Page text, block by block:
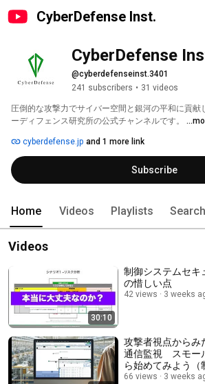
CyberDefense Inst.
CyberDefense
@cyberdefenseinst.3401
241 subscribers • 31 videos
圧倒的な攻撃力でサイバー空間と銀河の平和に貢献
ーディフェンス研究所の公式チャンネルです。
cyberdefense.jp and 1 more link
Subscribe
Home Videos Playlists Search
Videos
30:10
制御システムセキ
の惜しい点
42 views 3 weeks
攻撃者視点からみ
通信監視 スモー
ら始めてみよう（
セキュリティカン
66 views 3 weeks